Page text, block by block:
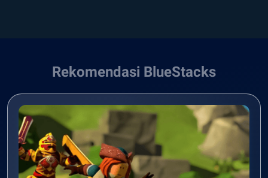
Rekomendasi BlueStacks